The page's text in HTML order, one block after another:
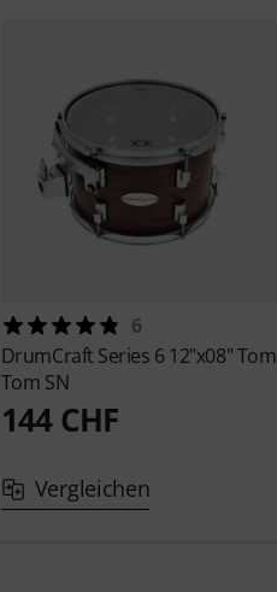
6
DrumCraft Series 6 12"x08" Tom
Tom SN
144 CHF
Vergleichen